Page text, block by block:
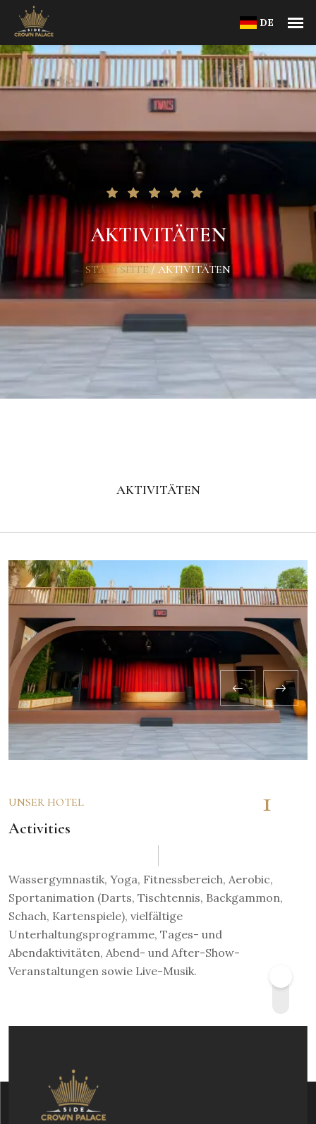
DE
AKTIVITÄTEN
STARTSEITE / AKTIVITÄTEN
AKTIVITÄTEN
UNSER HOTEL
Activities
Wassergymnastik, Yoga, Fitnessbereich, Aerobic,
Sportanimation (Darts, Tischtennis, Backgammon,
Schach, Kartenspiele), vielfältige
Unterhaltungsprogramme, Tages- und
Abendaktivitäten, Abend- und After-Show-
Veranstaltungen sowie Live-Musik.
1